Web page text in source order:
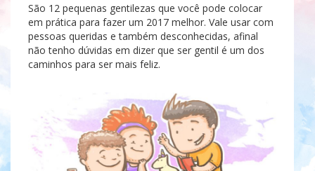
São 12 pequenas gentilezas que você pode colocar
em prática para fazer um 2017 melhor. Vale usar com
pessoas queridas e também desconhecidas, afinal
não tenho dúvidas em dizer que ser gentil é um dos
caminhos para ser mais feliz.